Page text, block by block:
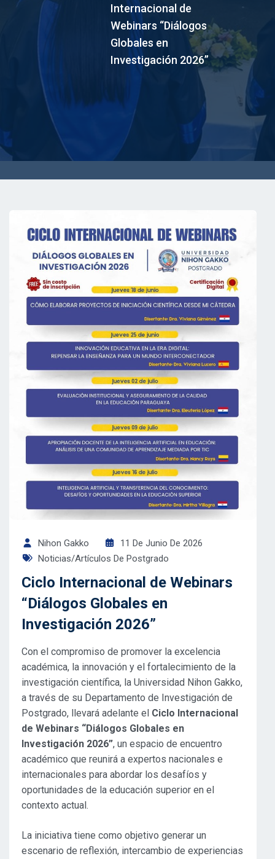
Internacional de
Webinars “Diálogos
Globales en
Investigación 2026”
Nihon Gakko
11 De Junio De 2026
Noticias/Artículos De Postgrado
Ciclo Internacional de Webinars
“Diálogos Globales en
Investigación 2026”
Con el compromiso de promover la excelencia
académica, la innovación y el fortalecimiento de la
investigación científica, la Universidad Nihon Gakko,
a través de su Departamento de Investigación de
Postgrado, llevará adelante el Ciclo Internacional
de Webinars “Diálogos Globales en
Investigación 2026”, un espacio de encuentro
académico que reunirá a expertos nacionales e
internacionales para abordar los desafíos y
oportunidades de la educación superior en el
contexto actual.
La iniciativa tiene como objetivo generar un
escenario de reflexión, intercambio de experiencias